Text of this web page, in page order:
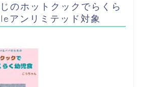
のホットクックでらくら
アンリミテッド対象